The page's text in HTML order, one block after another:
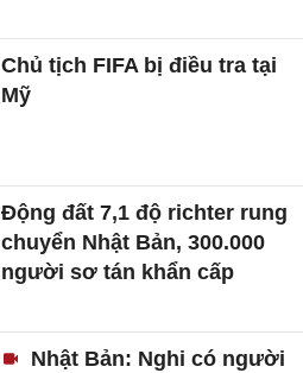
Chủ tịch FIFA bị điều tra tại
Mỹ
Động đất 7,1 độ richter rung
chuyển Nhật Bản, 300.000
người sơ tán khẩn cấp
Nhật Bản: Nghi có người